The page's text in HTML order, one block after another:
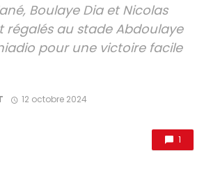
Boulaye Dia et Nicolas
régalés au stade Abdoulaye
pour une victoire facile
12 octobre 2024
1